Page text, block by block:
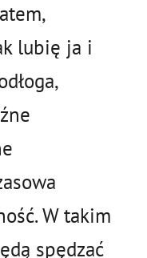
lubię ja i
W takim
spędzać